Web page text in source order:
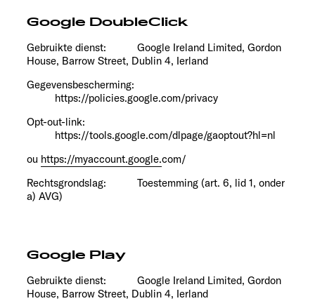
Google DoubleClick
Gebruikte dienst:
Google Ireland Limited, Gordon
House, Barrow Street, Dublin 4, Ierland
Gegevensbescherming:
https://policies.google.com/privacy
Opt-out-link:
https://tools.google.com/dlpage/gaoptout?hl=nl
ou https://myaccount.google.com/
Rechtsgrondslag:
Toestemming (art. 6, lid 1, onder
a) AVG)
Google Play
Gebruikte dienst:
Google Ireland Limited, Gordon
House, Barrow Street, Dublin 4, Ierland